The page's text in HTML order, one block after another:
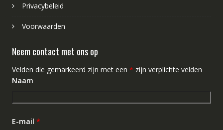
Privacybeleid
Voorwaarden
Neem contact met ons op
Velden die gemarkeerd zijn met een * zijn verplichte velden
Naam
E-mail *